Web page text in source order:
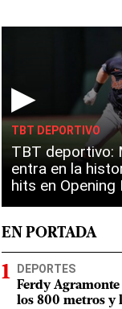
▶
TBT DEPORTIVO
TBT deportivo:
entra en la
hits en Opening
EN PORTADA
DEPORTES
Ferdy
los 800 metros y